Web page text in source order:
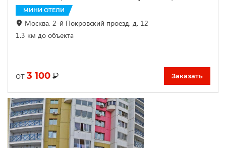
МИНИ ОТЕЛИ
Москва, 2-й Покровский проезд, д. 12
1.3 км до объекта
от 3 100 ₽ Заказать